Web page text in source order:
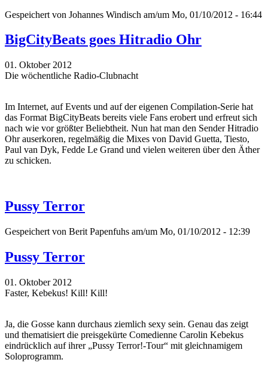
Gespeichert von Johannes Windisch am/um Mo, 01/10/2012 - 16:44
BigCityBeats goes Hitradio Ohr
01. Oktober 2012
Die wöchentliche Radio-Clubnacht
Im Internet, auf Events und auf der eigenen Compilation-Serie hat
das Format BigCityBeats bereits viele Fans erobert und erfreut sich
nach wie vor größter Beliebtheit. Nun hat man den Sender Hitradio
Ohr auserkoren, regelmäßig die Mixes von David Guetta, Tiesto,
Paul van Dyk, Fedde Le Grand und vielen weiteren über den Äther
zu schicken.
Pussy Terror
Gespeichert von Berit Papenfuhs am/um Mo, 01/10/2012 - 12:39
Pussy Terror
01. Oktober 2012
Faster, Kebekus! Kill! Kill!
Ja, die Gosse kann durchaus ziemlich sexy sein. Genau das zeigt
und thematisiert die preisgekürte Comedienne Carolin Kebekus
eindrücklich auf ihrer „Pussy Terror!-Tour“ mit gleichnamigem
Soloprogramm.